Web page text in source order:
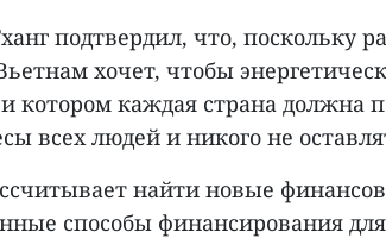
подтвердил, что, поскольку
хочет, чтобы
котором каждая страна должна
всех людей и никого не
найти новые
способы финансирования